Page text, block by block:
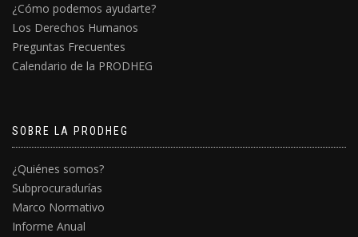
¿Cómo podemos ayudarte?
Los Derechos Humanos
Preguntas Frecuentes
Calendario de la PRODHEG
SOBRE LA PRODHEG
¿Quiénes somos?
Subprocuradurías
Marco Normativo
Informe Anual